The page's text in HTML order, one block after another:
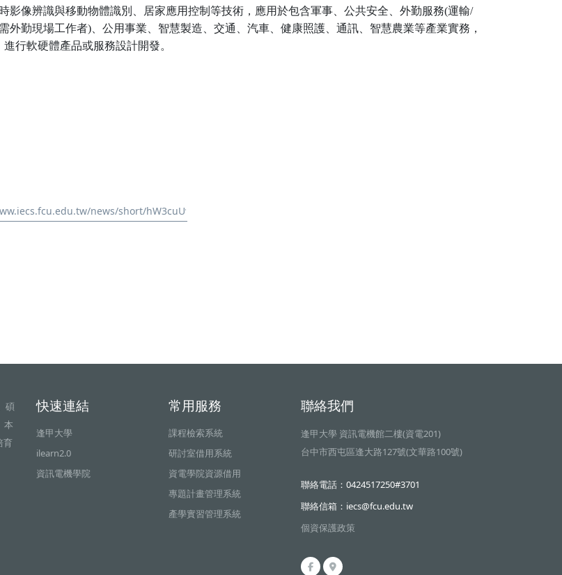
影像辨識與移動物體識別、居家應用控制等技術，應用於包含軍事、公共安全、外勤服務(運輸/
外勤現場工作者)、公用事業、智慧製造、交通、汽車、健康照護、通訊、智慧農業等產業實務，
行軟硬體產品或服務設計開發。
碩
本
育
快速連結
逢甲大學
ilearn2.0
資訊電機學院
常用服務
課程檢索系統
研討室借用系統
資電學院資源借用
專題計畫管理系統
產學實習管理系統
聯絡我們
逢甲大學 資訊電機館二樓(資電201)
台中市西屯區逢大路127號(文華路100號)
聯絡電話：0424517250#3701
聯絡信箱：iecs@fcu.edu.tw
個資保護政策